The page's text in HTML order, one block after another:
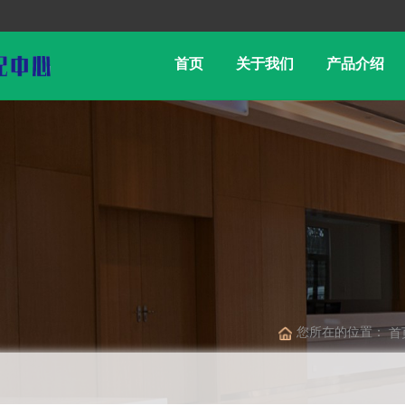
首页 关于我们 产品介绍
您所在的位置：首